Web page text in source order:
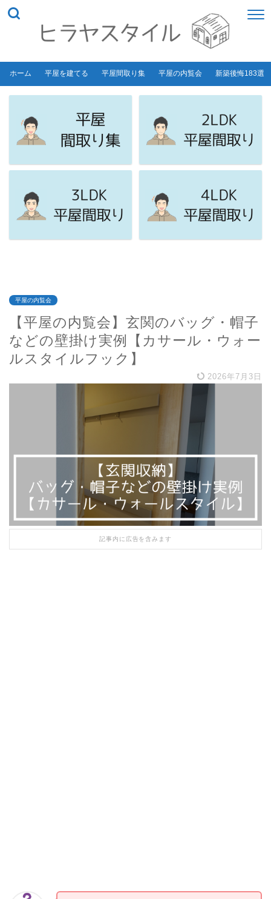
ホーム 平屋を建てる 平屋間取り集 平屋の内覧会 新築後悔183選
平屋の内覧会
【平屋の内覧会】玄関のバッグ・帽子
などの壁掛け実例【カサール・ウォー
ルスタイルフック】
2026年7月3日
記事内に広告を含みます